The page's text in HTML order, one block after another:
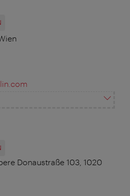
Donaustraße 103, 1020